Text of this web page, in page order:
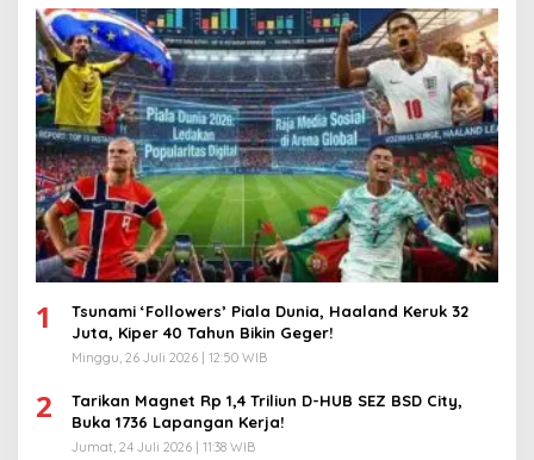
1
Tsunami ‘Followers’ Piala Dunia, Haaland Keruk 32
Juta, Kiper 40 Tahun Bikin Geger!
Minggu, 26 Juli 2026 | 12:50 WIB
2
Tarikan Magnet Rp 1,4 Triliun D-HUB SEZ BSD City,
Buka 1736 Lapangan Kerja!
Jumat, 24 Juli 2026 | 11:38 WIB